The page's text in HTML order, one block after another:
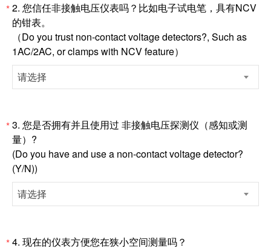
*2. 您信任非接触电压仪表吗？比如电子试电笔，具有NCV
的钳表。
（Do you trust non-contact voltage detectors?, Such as
1AC/2AC, or clamps with NCV feature）
请选择
*3. 您是否拥有并且使用过 非接触电压探测仪（感知或测
量）?
(Do you have and use a non-contact voltage detector?
(Y/N))
请选择
*4. 现在的仪表方便您在狭小空间测量吗？